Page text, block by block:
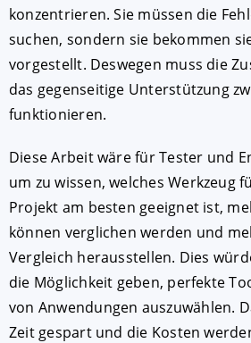
konzentrieren. Sie müssen die
suchen, sondern sie bekommen
vorgestellt. Deswegen muss die
das gegenseitige Unterstützung
funktionieren.
Diese Arbeit wäre für Tester und
um zu wissen, welches Werkzeug
Projekt am besten geeignet ist,
können verglichen werden und
Vergleich herausstellen. Dies
die Möglichkeit geben, perfekte
von Anwendungen auszuwählen.
Zeit gespart und die Kosten